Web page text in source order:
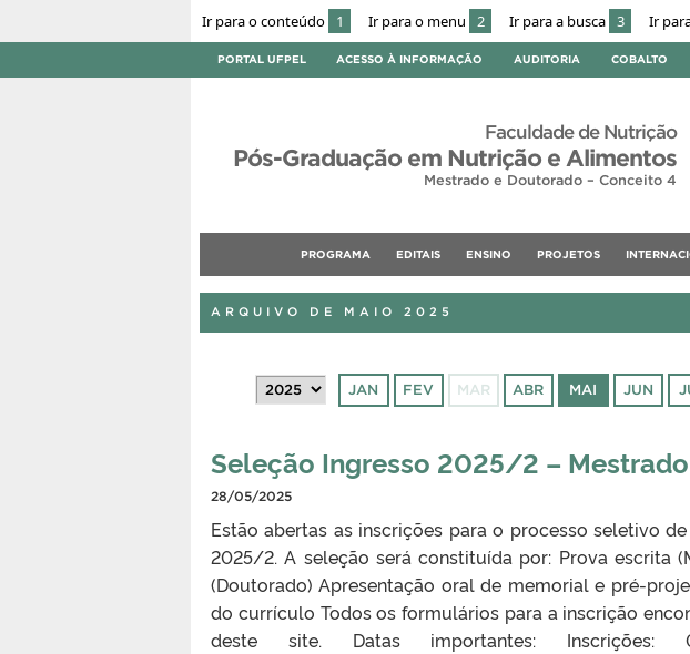
Ir para o conteúdo 1 Ir para o menu 2 Ir para a busca 3 Ir
PORTAL UFPEL ACESSO À INFORMAÇÃO AUDITORIA COBALTO
Faculdade de Nutrição
Pós-Graduação em Nutrição e Alimentos
Mestrado e Doutorado – Conceito 4
PROGRAMA EDITAIS ENSINO PROJETOS
ARQUIVO DE MAIO 2025
JAN FEV MAR ABR MAI JUN
Seleção Ingresso 2025/2 –
28/05/2025
Estão abertas as inscrições para o processo seletivo
2025/2. A seleção será constituída por: Prova escrita
(Doutorado) Apresentação oral de memorial e pré-
do currículo Todos os formulários para a inscrição
deste site. Datas importantes: